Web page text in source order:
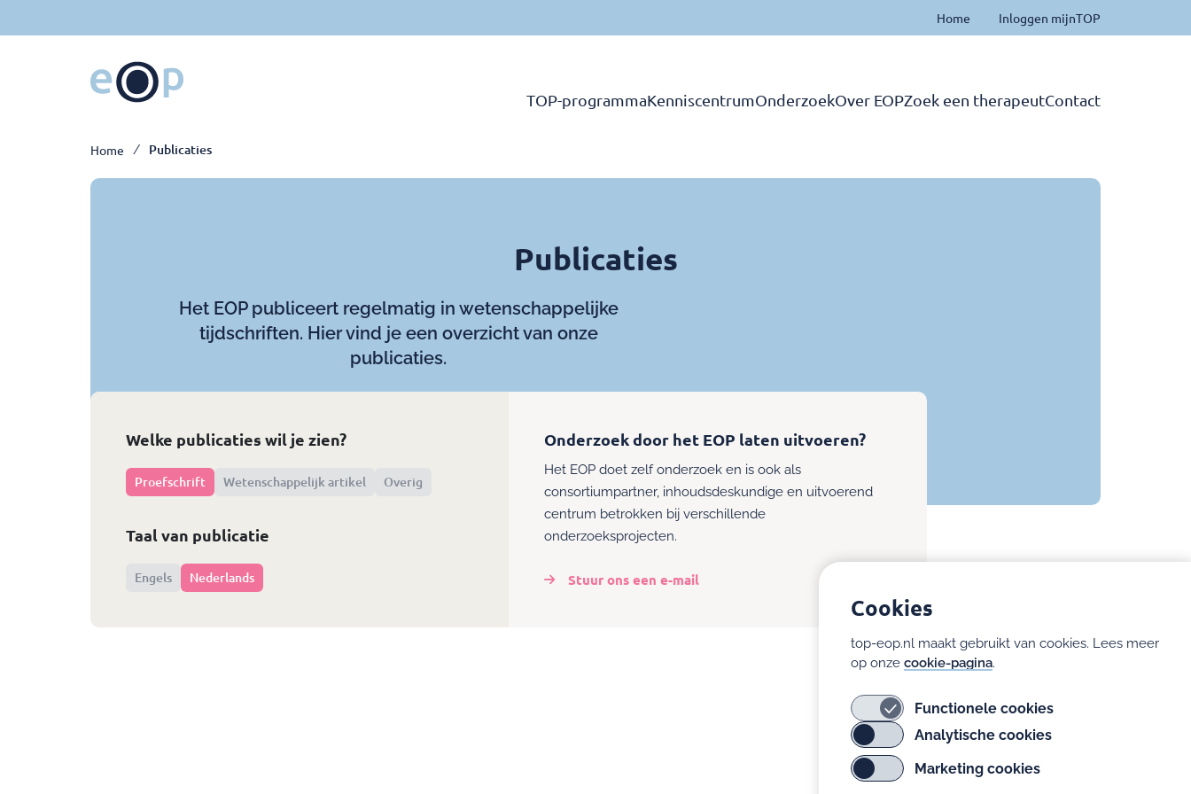
naar
Home Inloggen mijnTOP
TOP-programmaKenniscentrumOnderzoekOver EOPZoek een therapeutContact
Breadcrumb
Home Publicaties
Publicaties
Het EOP publiceert regelmatig in wetenschappelijke
tijdschriften. Hier vind je een overzicht van onze
publicaties.
Welke publicaties wil je zien?
Proefschrift Wetenschappelijk artikel Overig
Taal van publicatie
Engels Nederlands
Onderzoek door het EOP laten uitvoeren?
Het EOP doet zelf onderzoek en is ook als
consortiumpartner, inhoudsdeskundige en uitvoerend
centrum betrokken bij verschillende
onderzoeksprojecten.
Stuur ons een e-mail
Cookies
top-eop.nl maakt gebruikt van cookies. Lees meer
op onze cookie-pagina.
Functionele cookies
Analytische cookies
Marketing cookies